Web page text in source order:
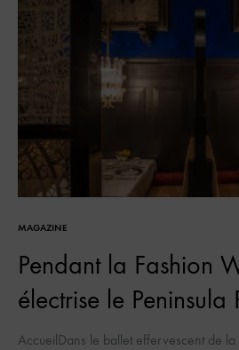
MAGAZINE
Pendant la Fashion
électrise le Peninsula
AccueilDans le ballet effervescent de la